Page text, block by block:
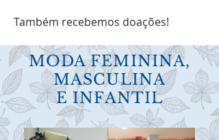
Também recebemos doações!
MODA FEMININA,
MASCULINA
E INFANTIL